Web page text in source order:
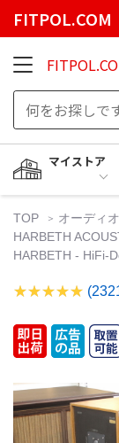
FITPOL.COM
マイストア
TOP オーディ
HARBETH
HARBETH - HiFi-